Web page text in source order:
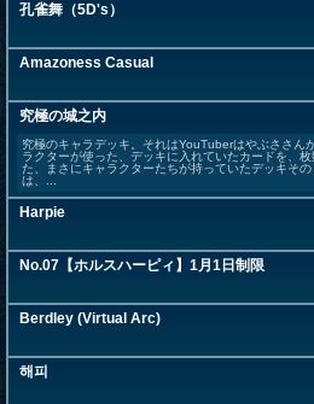
孔雀舞（5D's）
Amazoness Casual
究極の城之内
究極のキャラデッキ。それはYouTuberはやぶささん
ラクターが使った、デッキに入れていたカードを、
た、まさにキャラクターたちが持っていたデッキそ
は、...
Harpie
No.07【ホルスハーピィ】1月1日制限
Berdley (Virtual Arc)
해피